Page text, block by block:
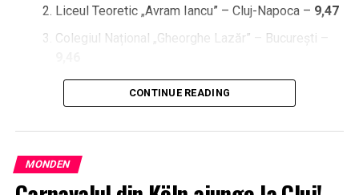
Liceul Teoretic „Avram Iancu” – Cluj-Napoca – 9,47
Colegiul Național „Gheorghe Lazăr” – București –
Colegiul Național Iași –9,45
Colegiul Național „Sfântul Sava” – București –
Colegiul Național de Informatică „Tudor Vianu” –
București – 9,32
CONTINUE READING
MONDEN